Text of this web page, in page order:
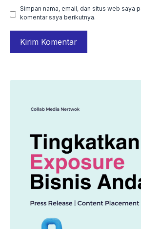
Simpan nama, email, dan situs web saya
komentar saya berikutnya.